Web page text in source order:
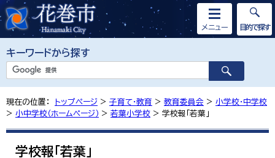
キーワードから探す
メニュー 目的で探す
現在の位置： トップページ > 子育て・教育 > 教育委員会 > 小学校・中学校
> 小中学校（ホームページ） > 若葉小学校 > 学校報「若葉」
学校報「若葉」